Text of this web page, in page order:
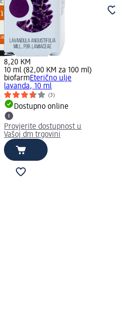
8,20 KM
10 ml (82,00 KM za 100 ml)
biofarmEterično ulje
lavanda, 10 ml
(3)
Dostupno online
Provjerite dostupnost u
Vašoj dm trgovini